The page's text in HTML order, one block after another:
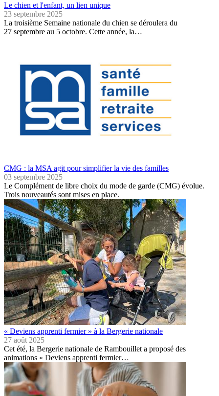
Le chien et l'enfant, un lien unique
23 septembre 2025
La troisième Semaine nationale du chien se déroulera du
27 septembre au 5 octobre. Cette année, la…
CMG : la MSA agit pour simplifier la vie des familles
03 septembre 2025
Le Complément de libre choix du mode de garde (CMG) évolue.
Trois nouveautés sont mises en place.
« Deviens apprenti fermier » à la Bergerie nationale
27 août 2025
Cet été, la Bergerie nationale de Rambouillet a proposé des
animations « Deviens apprenti fermier…